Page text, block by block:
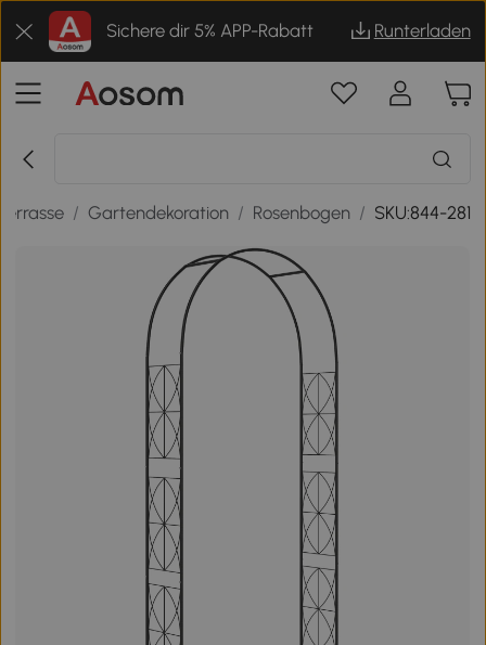
Sichere dir 5% APP-Rabatt Runterladen
/ Gartendekoration / Rosenbogen / SKU:844-281